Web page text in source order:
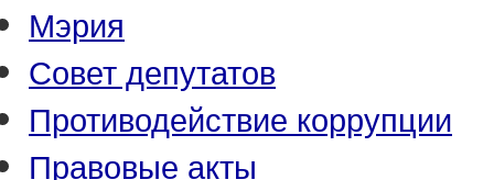
Мэрия
Совет депутатов
Противодействие коррупции
Правовые акты